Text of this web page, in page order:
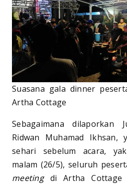
Suasana gala dinner
Artha Cottage
Sebagaimana dilaporkan
Ridwan Muhamad
sehari sebelum acara,
malam (26/5), seluruh
meeting di Artha Cottage